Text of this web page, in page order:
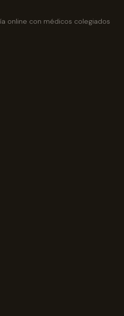
online con médicos colegiados